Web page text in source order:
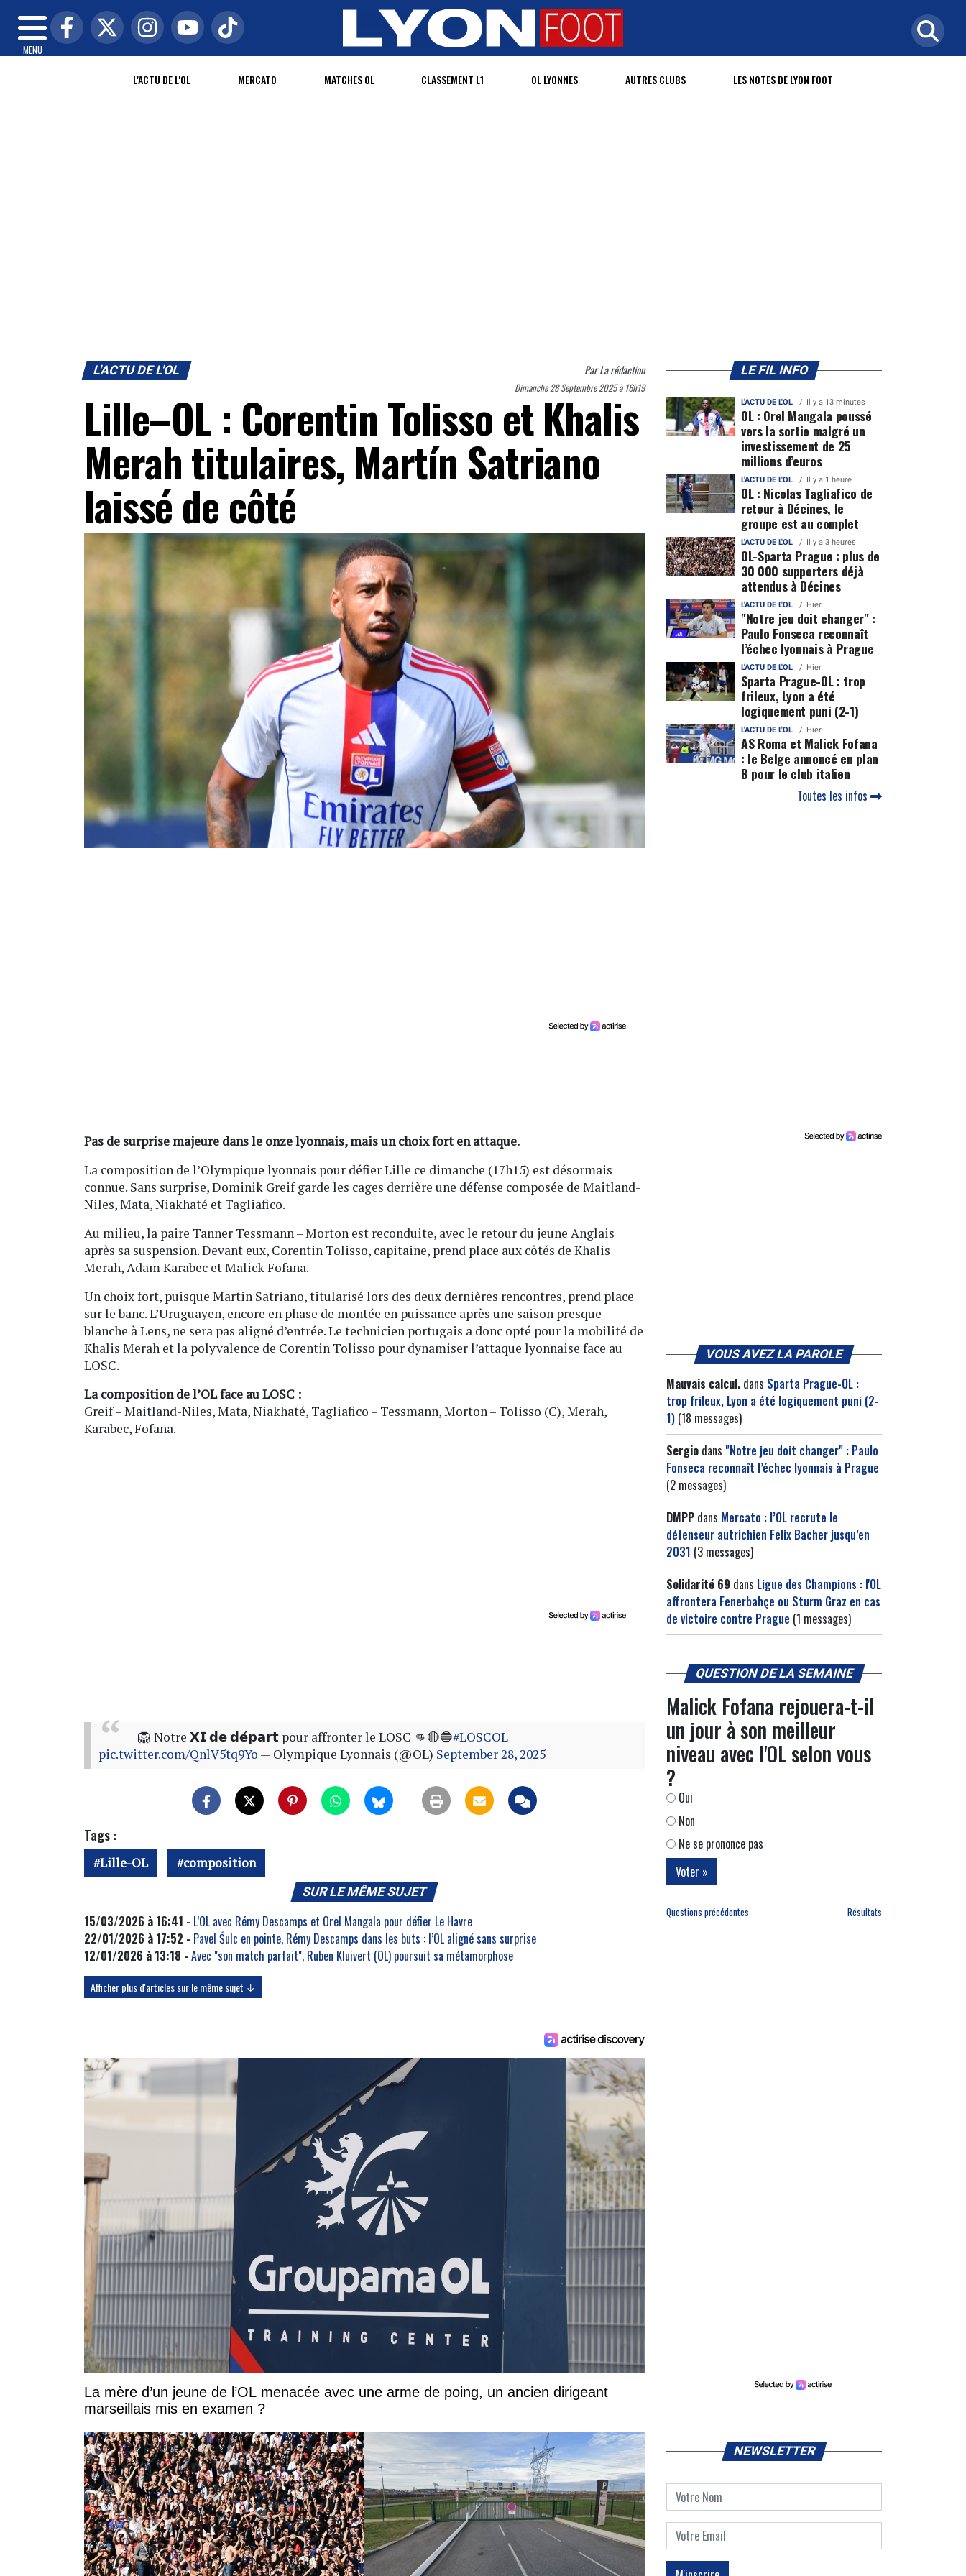
MENU
L'ACTU DE L'OL MERCATO MATCHES OL CLASSEMENT L1 OL LYONNES AUTRES CLUBS LES NOTES DE LYON FOOT
L'ACTU DE L'OL ParLa rédaction
Dimanche 28 Septembre 2025 à 16h19
Lille–OL : Corentin Tolisso et Khalis
Merah titulaires, Martín Satriano
laissé de côté
Pas de surprise majeure dans le onze lyonnais, mais un choix fort en attaque.
La composition de l’Olympique lyonnais pour défier Lille ce dimanche (17h15) est désormais
connue. Sans surprise, Dominik Greif garde les cages derrière une défense composée de Maitland-
Niles, Mata, Niakhaté et Tagliafico.
Au milieu, la paire Tanner Tessmann – Morton est reconduite, avec le retour du jeune Anglais
après sa suspension. Devant eux, Corentin Tolisso, capitaine, prend place aux côtés de Khalis
Merah, Adam Karabec et Malick Fofana.
Un choix fort, puisque Martin Satriano, titularisé lors des deux dernières rencontres, prend place
sur le banc. L’Uruguayen, encore en phase de montée en puissance après une saison presque
blanche à Lens, ne sera pas aligné d’entrée. Le technicien portugais a donc opté pour la mobilité de
Khalis Merah et la polyvalence de Corentin Tolisso pour dynamiser l’attaque lyonnaise face au
LOSC.
La composition de l’OL face au LOSC :
Greif – Maitland-Niles, Mata, Niakhaté, Tagliafico – Tessmann, Morton – Tolisso (C), Merah,
Karabec, Fofana.
🦁 Notre 𝗫𝗜 𝗱𝗲 𝗱𝗲́𝗽𝗮𝗿𝘁 pour affronter le LOSC 👊🔴🔵#LOSCOL
pic.twitter.com/QnlV5tq9Yo — Olympique Lyonnais (@OL) September 28, 2025
Tags :
Lille-OL composition
SUR LE MÊME SUJET
15/03/2026 à 16:41 - L’OL avec Rémy Descamps et Orel Mangala pour défier Le Havre
22/01/2026 à 17:52 - Pavel Šulc en pointe, Rémy Descamps dans les buts : l’OL aligné sans surprise
12/01/2026 à 13:18 - Avec "son match parfait", Ruben Kluivert (OL) poursuit sa métamorphose
Afficher plus d'articles sur le même sujet ↓
La mère d’un jeune de l’OL menacée avec une arme de poing, un ancien dirigeant
marseillais mis en examen ?
LE FIL INFO
L'ACTU DE L'OL Il y a 13 minutes
OL : Orel Mangala poussé
vers la sortie malgré un
investissement de 25
millions d’euros
L'ACTU DE L'OL Il y a 1 heure
OL : Nicolas Tagliafico de
retour à Décines, le
groupe est au complet
L'ACTU DE L'OL Il y a 3 heures
OL-Sparta Prague : plus de
30 000 supporters déjà
attendus à Décines
L'ACTU DE L'OL Hier
"Notre jeu doit changer" :
Paulo Fonseca reconnaît
l’échec lyonnais à Prague
L'ACTU DE L'OL Hier
Sparta Prague-OL : trop
frileux, Lyon a été
logiquement puni (2-1)
L'ACTU DE L'OL Hier
AS Roma et Malick Fofana
: le Belge annoncé en plan
B pour le club italien
Toutes les infos
VOUS AVEZ LA PAROLE
Mauvais calcul. dans Sparta Prague-OL :
trop frileux, Lyon a été logiquement puni (2-
1) (18 messages)
Sergio dans "Notre jeu doit changer" : Paulo
Fonseca reconnaît l’échec lyonnais à Prague
(2 messages)
DMPP dans Mercato : l’OL recrute le
défenseur autrichien Felix Bacher jusqu’en
2031 (3 messages)
Solidarité 69 dans Ligue des Champions : l'OL
affrontera Fenerbahçe ou Sturm Graz en cas
de victoire contre Prague (1 messages)
QUESTION DE LA SEMAINE
Malick Fofana rejouera-t-il
un jour à son meilleur
niveau avec l'OL selon vous
?
Oui
Non
Ne se prononce pas
Questions précédentes Résultats
NEWSLETTER